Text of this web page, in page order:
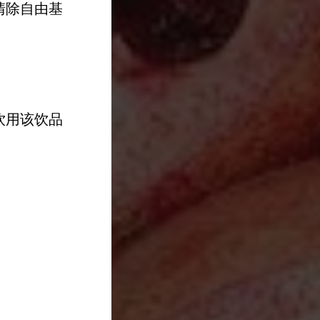
除自由基
用该饮品